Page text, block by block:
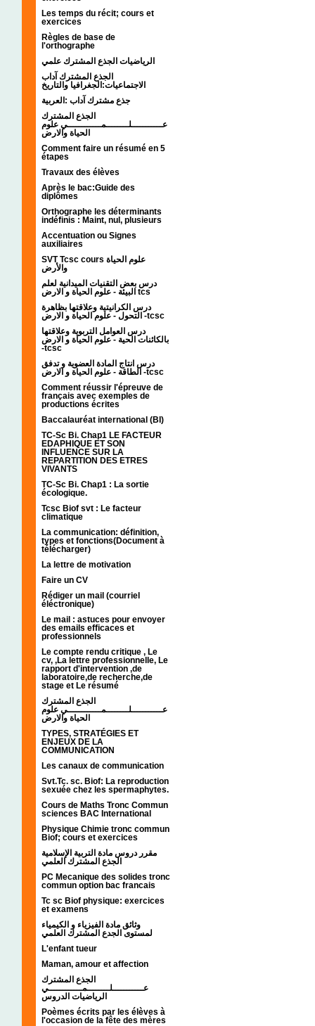
Les temps du récit; cours et
exercices
Règles de base de
l'orthographe
الرياضيات الجذع المشترك علمي
الجذع المشترك آداب
الاجتماعيات:الجغرافيا والتاريخ
جذع مشترك آداب :العربية
الجذع المشترك
عـــــــــــلــــــــمــــــــــــي علوم
الحياة والارض
Comment faire un résumé en 5
étapes
Travaux des élèves
Après le bac:Guide des
diplômes
Orthographe les déterminants
indéfinis : Maint, nul, plusieurs
Accentuation ou Signes
auxiliaires
SVT Tcsc cours علوم الحياة
والأرض
درس بعض التقنيات الميدانية لعلم
البيئة - علوم الحياة و الارض tcs
درس الكرانيتية وعلاقتها بظاهرة
التحول - علوم الحياة و الارض -tcsc
درس العوامل التربوية وعلاقتها
بالكائنات الحية - علوم الحياة و الارض
-tcsc
درس انتاج المادة العضوية و تدفق
الطاقة - علوم الحياة و الارض -tcsc
Comment réussir l'épreuve de
français avec exemples de
productions écrites
Baccalauréat international (BI)
TC-Sc Bi. Chap1 LE FACTEUR
EDAPHIQUE ET SON
INFLUENCE SUR LA
REPARTITION DES ETRES
VIVANTS
TC-Sc Bi. Chap1 : La sortie
écologique.
Tcsc Biof svt : Le facteur
climatique
La communication: définition,
types et fonctions(Document à
télécharger)
La lettre de motivation
Faire un CV
Rédiger un mail (courriel
éléctronique)
Le mail : astuces pour envoyer
des emails efficaces et
professionnels
Le compte rendu critique , Le
cv, ,La lettre professionnelle, Le
rapport d'intervention ,de
laboratoire,de recherche,de
stage et Le résumé
الجذع المشترك
عـــــــــــلــــــــمــــــــــــي علوم
الحياة والارض
TYPES, STRATÉGIES ET
ENJEUX DE LA
COMMUNICATION
Les canaux de communication
Svt.Tc. sc. Biof: La reproduction
sexuée chez les spermaphytes.
Cours de Maths Tronc Commun
sciences BAC International
Physique Chimie tronc commun
Biof; cours et exercices
مقرر دروس مادة التربية الإسلامية
الجذع المشترك العلمي
PC Mecanique des solides tronc
commun option bac francais
Tc sc Biof physique: exercices
et examens
وثائق مادة الفيزياء و الكيمياء
L'enfant tueur
Maman, amour et affection
الجذع المشترك
عـــــــــــلــــــــمــــــــــــي
الرياضيات الدروس
Poèmes écrits par les élèves à
l'occasion de la fête des mères